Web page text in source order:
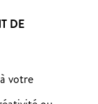
DE
votre